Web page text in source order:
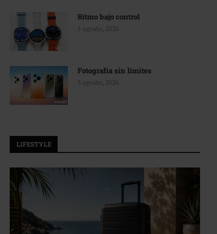
Ritmo bajo control
5 agosto, 2026
Fotografía sin límites
5 agosto, 2026
LIFESTYLE